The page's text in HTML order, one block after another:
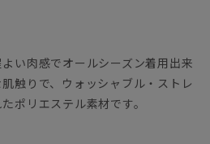
い肉感でオールシーズン着用出来
触りで、ウォッシャブル・ストレ
ポリエステル素材です。